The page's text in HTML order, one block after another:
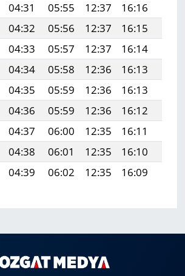
04:31 05:55 12:37 16:16
04:32 05:56 12:37 16:15
04:33 05:57 12:37 16:14
04:34 05:58 12:36 16:13
04:35 05:59 12:36 16:13
04:36 05:59 12:36 16:12
04:37 06:00 12:35 16:11
04:38 06:01 12:35 16:10
04:39 06:02 12:35 16:09